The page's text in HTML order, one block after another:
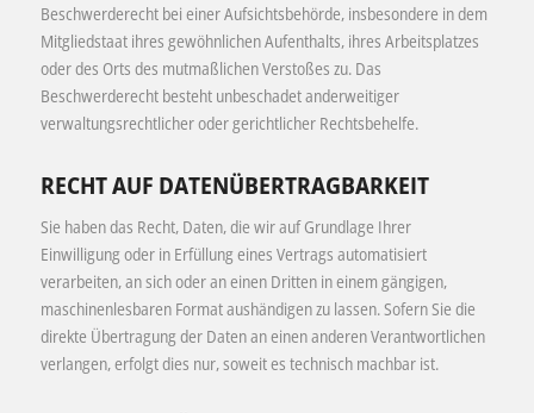
Beschwerderecht bei einer Aufsichtsbehörde, insbesondere in dem
Mitgliedstaat ihres gewöhnlichen Aufenthalts, ihres Arbeitsplatzes
oder des Orts des mutmaßlichen Verstoßes zu. Das
Beschwerderecht besteht unbeschadet anderweitiger
verwaltungsrechtlicher oder gerichtlicher Rechtsbehelfe.
RECHT AUF DATEN­ÜBERTRAG­BARKEIT
Sie haben das Recht, Daten, die wir auf Grundlage Ihrer
Einwilligung oder in Erfüllung eines Vertrags automatisiert
verarbeiten, an sich oder an einen Dritten in einem gängigen,
maschinenlesbaren Format aushändigen zu lassen. Sofern Sie die
direkte Übertragung der Daten an einen anderen Verantwortlichen
verlangen, erfolgt dies nur, soweit es technisch machbar ist.